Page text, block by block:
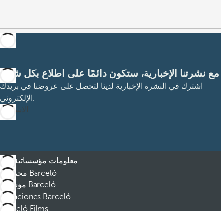
مع نشرتنا الإخبارية، ستكون دائمًا على اطلاع بكل شيء
اشترك في النشرة الإخبارية لدينا لتحصل على عروضنا في بريدك
الإلكتروني.
الاشتراك
معلومات مؤسساتية
مجموعة Barceló
مؤسسة Barceló
Vacaciones Barceló
Barceló Films